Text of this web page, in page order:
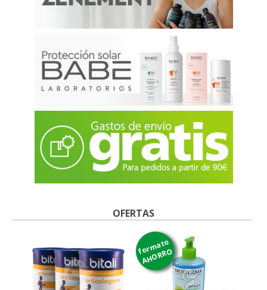
OFERTAS
formato
AHORRO